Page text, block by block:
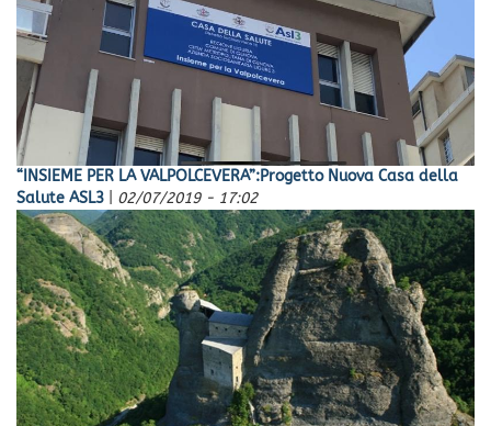
“INSIEME PER LA VALPOLCEVERA”:Progetto Nuova Casa della
Salute ASL3
02/07/2019 - 17:02